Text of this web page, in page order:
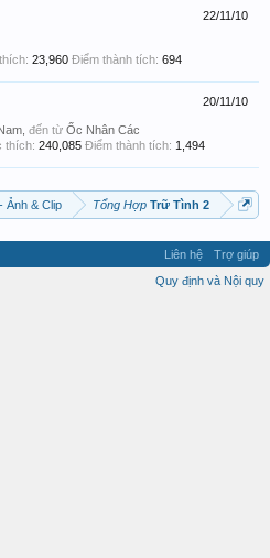
22/11/10
23,960 Điểm thành tích: 694
20/11/10
đến từ Ốc Nhân Các
thích: 240,085 Điểm thành tích: 1,494
Ảnh & Clip Tổng Hợp Trữ Tình 2
Liên hệ
Trợ giúp
Quy định và Nội quy